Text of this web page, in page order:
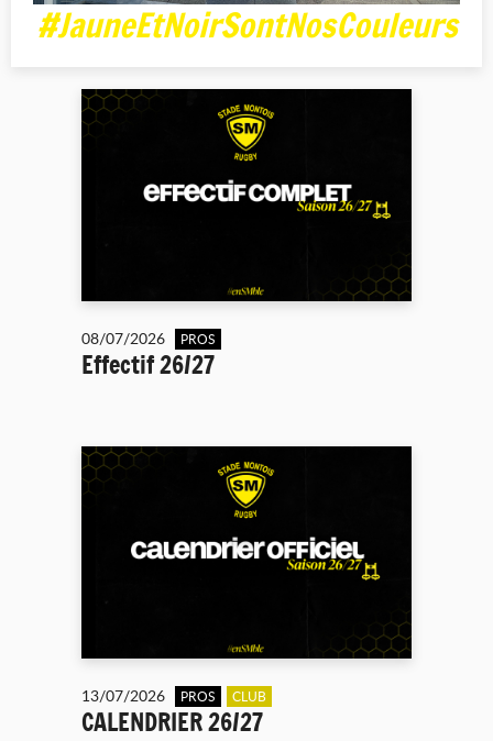
#JauneEtNoirSontNosCouleurs
08/07/2026 PROS
Effectif 26/27
13/07/2026 PROS CLUB
CALENDRIER 26/27